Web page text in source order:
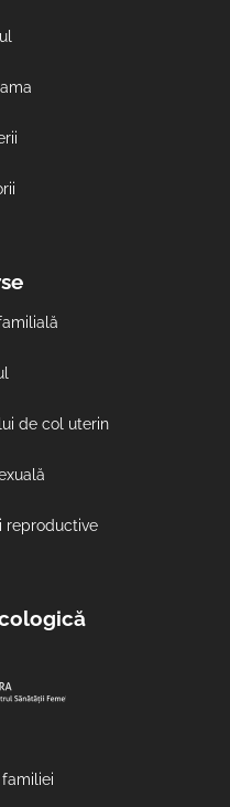
de col uterin
reproductive